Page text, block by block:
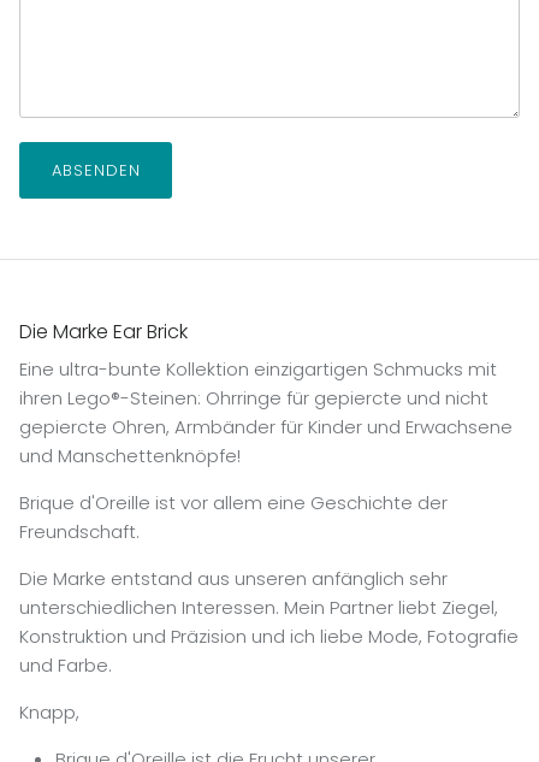
ABSENDEN
Die Marke Ear Brick
Eine ultra-bunte Kollektion einzigartigen Schmucks mit
ihren Lego®-Steinen: Ohrringe für gepiercte und nicht
gepiercte Ohren, Armbänder für Kinder und Erwachsene
und Manschettenknöpfe!
Brique d'Oreille ist vor allem eine Geschichte der
Freundschaft.
Die Marke entstand aus unseren anfänglich sehr
unterschiedlichen Interessen. Mein Partner liebt Ziegel,
Konstruktion und Präzision und ich liebe Mode, Fotografie
und Farbe.
Knapp,